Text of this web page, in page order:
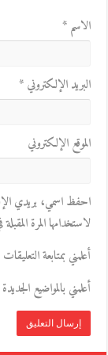
الاسم*
البريد الإلكتروني*
الموقع الإلكتروني
احفظ اسمي، بريدي
لاستخدامها المرة
أعلمني بمتابعة
أعلمني بالمواضيع